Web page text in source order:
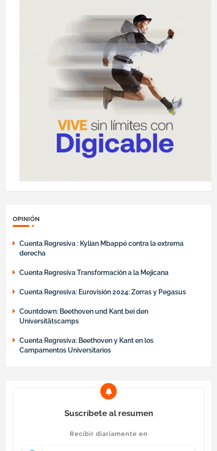
OPINIÓN
Cuenta Regresiva : Kylian Mbappé contra la extrema
derecha
Cuenta Regresiva Transformación a la Mejicana
Cuenta Regresiva: Eurovisión 2024: Zorras y Pegasus
Countdown: Beethoven und Kant bei den
Universitätscamps
Cuenta Regresiva: Beethoven y Kant en los
Campamentos Universitarios
Suscríbete al resumen
Recibir diariamente en